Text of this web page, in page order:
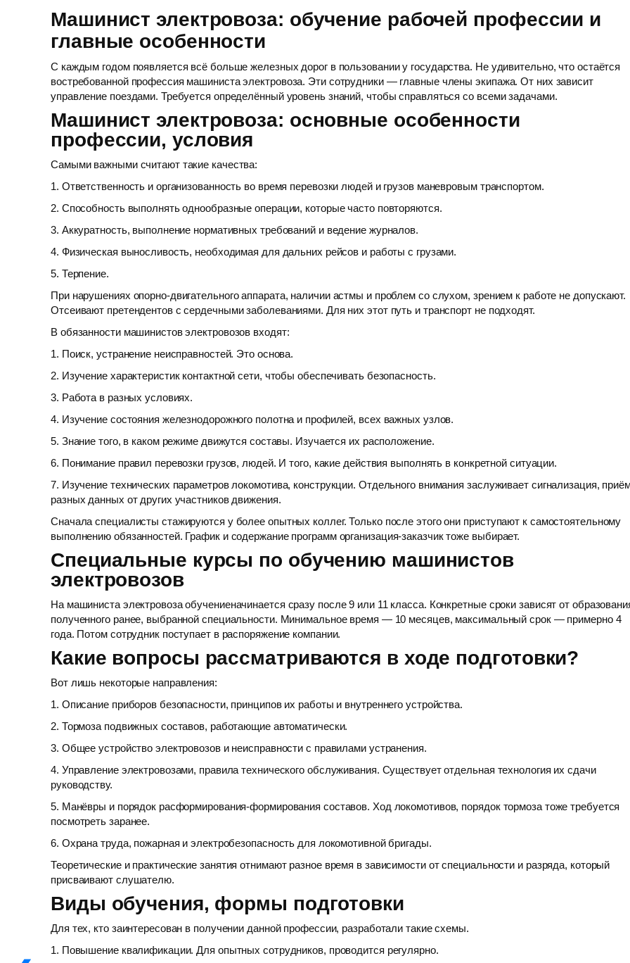
Машинист электровоза: обучение рабочей профессии и
главные особенности
С каждым годом появляется всё больше железных дорог в пользовании у государства. Не удивительно, что остаётся
востребованной профессия машиниста электровоза. Эти сотрудники — главные члены экипажа. От них зависит
управление поездами. Требуется определённый уровень знаний, чтобы справляться со всеми задачами.
Машинист электровоза: основные особенности
профессии, условия
Самыми важными считают такие качества:
1. Ответственность и организованность во время перевозки людей и грузов маневровым транспортом.
2. Способность выполнять однообразные операции, которые часто повторяются.
3. Аккуратность, выполнение нормативных требований и ведение журналов.
4. Физическая выносливость, необходимая для дальних рейсов и работы с грузами.
5. Терпение.
При нарушениях опорно-двигательного аппарата, наличии астмы и проблем со слухом, зрением к работе не допускают.
Отсеивают претендентов с сердечными заболеваниями. Для них этот путь и транспорт не подходят.
В обязанности машинистов электровозов входят:
1. Поиск, устранение неисправностей. Это основа.
2. Изучение характеристик контактной сети, чтобы обеспечивать безопасность.
3. Работа в разных условиях.
4. Изучение состояния железнодорожного полотна и профилей, всех важных узлов.
5. Знание того, в каком режиме движутся составы. Изучается их расположение.
6. Понимание правил перевозки грузов, людей. И того, какие действия выполнять в конкретной ситуации.
7. Изучение технических параметров локомотива, конструкции. Отдельного внимания заслуживает сигнализация,
разных данных от других участников движения.
Сначала специалисты стажируются у более опытных коллег. Только после этого они приступают к самостоятельному
выполнению обязанностей. График и содержание программ организация-заказчик тоже выбирает.
Специальные курсы по обучению машинистов
электровозов
На машиниста электровоза обучениеначинается сразу после 9 или 11 класса. Конкретные сроки зависят от
полученного ранее, выбранной специальности. Минимальное время — 10 месяцев, максимальный срок — примерно 4
года. Потом сотрудник поступает в распоряжение компании.
Какие вопросы рассматриваются в ходе подготовки?
Вот лишь некоторые направления:
1. Описание приборов безопасности, принципов их работы и внутреннего устройства.
2. Тормоза подвижных составов, работающие автоматически.
3. Общее устройство электровозов и неисправности с правилами устранения.
4. Управление электровозами, правила технического обслуживания. Существует отдельная технология их сдачи
руководству.
5. Манёвры и порядок расформирования-формирования составов. Ход локомотивов, порядок тормоза тоже требуется
посмотреть заранее.
6. Охрана труда, пожарная и электробезопасность для локомотивной бригады.
Теоретические и практические занятия отнимают разное время в зависимости от специальности и разряда, который
присваивают слушателю.
Виды обучения, формы подготовки
Для тех, кто заинтересован в получении данной профессии, разработали такие схемы.
1. Повышение квалификации. Для опытных сотрудников, проводится регулярно.